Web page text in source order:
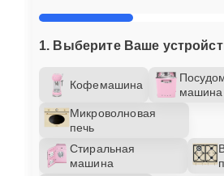
1. Выберите Ваше
Кофемашина
машина
Микроволновая
печь
Стиральная
машина